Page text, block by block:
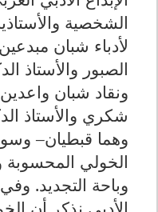
الشخصية
لأدباء شبان
الصبور والأستاذ
ونقاد شبان
شكري والأستاذ
وهما قبطيان–
الخولي المحسوبة
وباحة التجديد.